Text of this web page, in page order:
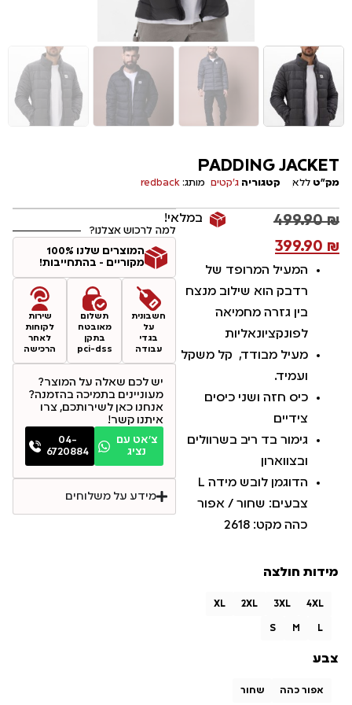
PADDING JACKET
מק"ט ללא קטגוריה ג׳קטים מותג:redback
499.90₪
399.90 ₪
במלאי!
המעיל המרופד של
רדבק הוא שילוב מנצח
בין גזרה מחמיאה
לפונקציונאליות
מעיל מבודד, קל משקל
ועמיד.
כיס חזה ושני כיסים
צידיים
גימור בד ריב בשרוולים
ובצווארון
הדוגמן לובש מידה L
צבעים: שחור / אפור
כהה מקט: 2618
מידות חולצה
4XL
3XL
2XL
XL
L
M
S
צבע
אפור כהה שחור
למה לרכוש אצלנו?
המוצרים שלנו 100%
מקוריים - בהתחייבות!
חשבונית
על
בגדי
עבודה
תשלום
מאובטח
בתקן
pci-dss
שירות
לקוחות
לאחר
הרכישה
יש לכם שאלה על המוצר?
מעוניינים בתמיכה בהזמנה?
אנחנו כאן לשירותכם, צרו
איתנו קשר!
צ׳אט עם
נציג
04-
6720884
מידע על משלוחים